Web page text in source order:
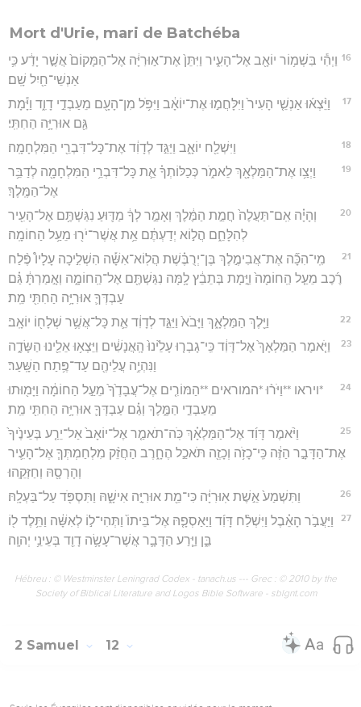
Mort d'Urie, mari de Batchéba
16 וַיְהִ֕י בִּשְׁמ֥וֹר יוֹאָ֖ב אֶל־הָעִ֑יר וַיִּתֵּן֙ אֶת־א֣וּרִיָּ֔ה אֶל־הַמָּקוֹם֙ אֲשֶׁ֣ר יָדַ֔ע כִּ֥י
אַנְשֵׁי־חַ֖יִל שָֽׁם׃
17
וַיֵּ֨צְא֜וּ אַנְשֵׁ֤י הָעִיר֙ וַיִּלָּחֲמ֣וּ אֶת־יוֹאָ֔ב וַיִּפֹּ֥ל מִן־הָעָ֖ם מֵעַבְדֵ֣י דָוִ֑ד וַיָּ֕מָת
גַּ֖ם אוּרִיָּ֥ה הַחִתִּֽי׃
18 וַיִּשְׁלַ֖ח יוֹאָ֑ב וַיַּגֵּ֣ד לְדָוִ֔ד אֶת־כָּל־דִּבְרֵ֖י הַמִּלְחָמָֽה׃
19
וַיְצַ֥ו אֶת־הַמַּלְאָ֖ךְ לֵאמֹ֑ר כְּכַלּוֹתְךָ֗ אֵ֛ת כָּל־דִּבְרֵ֥י הַמִּלְחָמָ֖ה לְדַבֵּ֥ר
אֶל־הַמֶּֽלֶךְ׃
20
וְהָיָ֗ה אִֽם־תַּעֲלֶה֙ חֲמַ֣ת הַמֶּ֔לֶךְ וְאָמַ֣ר לְךָ֔ מַדּ֛וּעַ נִגַּשְׁתֶּ֥ם אֶל־הָעִ֖יר
לְהִלָּחֵ֑ם הֲל֣וֹא יְדַעְתֶּ֔ם אֵ֥ת אֲשֶׁר־יֹר֖וּ מֵעַ֥ל הַחוֹמָֽה׃
21
מִֽי־הִכָּ֞ה אֶת־אֲבִימֶ֣לֶךְ בֶּן־יְרֻבֶּ֗שֶׁת הֲלֽוֹא־אִשָּׁ֡ה הִשְׁלִ֣יכָה עָלָיו֩ פֶּ֨לַח
רֶ֜כֶב מֵעַ֤ל הַֽחוֹמָה֙ וַיָּ֣מָת בְּתֵבֵ֔ץ לָ֥מָּה נִגַּשְׁתֶּ֖ם אֶל־הַֽחוֹמָ֑ה וְאָ֣מַרְתָּ֔ גַּ֗ם
עַבְדְּךָ֛ אוּרִיָּ֥ה הַחִתִּ֖י מֵֽת׃
22 וַיֵּ֖לֶךְ הַמַּלְאָ֑ךְ וַיָּבֹא֙ וַיַּגֵּ֣ד לְדָוִ֔ד אֵ֛ת כָּל־אֲשֶׁ֥ר שְׁלָח֖וֹ יוֹאָֽב׃
23
וַיֹּ֤אמֶר הַמַּלְאָךְ֙ אֶל־דָּוִ֔ד כִּֽי־גָבְר֤וּ עָלֵ֙ינוּ֙ הָֽאֲנָשִׁ֔ים וַיֵּצְא֥וּ אֵלֵ֖ינוּ הַשָּׂדֶ֑ה
וַנִּהְיֶ֥ה עֲלֵיהֶ֖ם עַד־פֶּ֥תַח הַשָּֽׁעַר׃
24
*ויראו **וַיֹּר֨וּ *המוראים **הַמּוֹרִ֤ים אֶל־עֲבָדֶ֙ךָ֙ מֵעַ֣ל הַחוֹמָ֔ה וַיָּמ֖וּתוּ
מֵעַבְדֵ֣י הַמֶּ֑לֶךְ וְגַ֗ם עַבְדְּךָ֛ אוּרִיָּ֥ה הַחִתִּ֖י מֵֽת׃
25
וַיֹּ֨אמֶר דָּוִ֜ד אֶל־הַמַּלְאָ֗ךְ כֹּֽה־תֹאמַ֤ר אֶל־יוֹאָב֙ אַל־יֵרַ֤ע בְּעֵינֶ֙יךָ֙
אֶת־הַדָּבָ֣ר הַזֶּ֔ה כִּֽי־כָזֹ֥ה וְכָזֶ֖ה תֹּאכַ֣ל הֶחָ֑רֶב הַחֲזֵ֨ק מִלְחַמְתְּךָ֧ אֶל־הָעִ֛יר
וְהָרְסָ֖הּ וְחַזְּקֵֽהוּ׃
26 וַתִּשְׁמַע֙ אֵ֣שֶׁת אֽוּרִיָּ֔ה כִּי־מֵ֖ת אוּרִיָּ֣ה אִישָׁ֑הּ וַתִּסְפֹּ֖ד עַל־בַּעְלָֽהּ׃
27
וַיַּעֲבֹ֣ר הָאֵ֗בֶל וַיִּשְׁלַ֨ח דָּוִ֜ד וַיַּאַסְפָ֤הּ אֶל־בֵּיתוֹ֙ וַתְּהִי־ל֣וֹ לְאִשָּׁ֔ה וַתֵּ֥לֶד ל֖וֹ
בֵּ֑ן וַיֵּ֧רַע הַדָּבָ֛ר אֲשֶׁר־עָשָׂ֥ה דָוִ֖ד בְּעֵינֵ֥י יְהוָֽה׃
Hébreu : © Westminster Leningrad Codex - tanach.us --- Grec : © 2010 by the
Society of Biblical Literature and Logos Bible Software - sblgnt.com
2 Samuel 12